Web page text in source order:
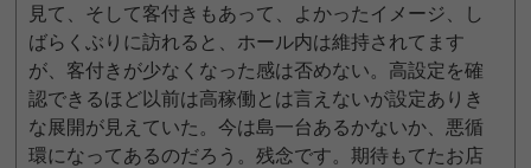
見て、そして客付きもあって、よかったイメージ、し
ばらくぶりに訪れると、ホール内は維持されてます
が、客付きが少なくなった感は否めない。高設定を確
認できるほど以前は高稼働とは言えないが設定ありき
な展開が見えていた。今は島一台あるかないか、悪循
環になってあるのだろう。残念です。期待もてたお店